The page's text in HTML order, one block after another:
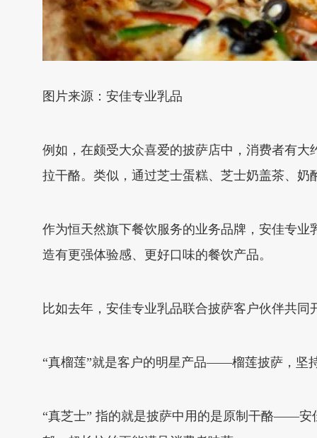
图片来源：安佳专业乳品
例如，在颇受大众喜爱的披萨店中，消费者有
拉干酪。类似，通过芝士蛋糕、芝士奶盖茶、
作为恒天然旗下餐饮服务的业务品牌，安佳专
造有更强体验感、更好口味的餐饮产品。
比如去年，安佳专业乳品联合披萨客户伙伴共
“真榴莲”就是客户的明星产品——榴莲披萨，坚
“真芝士” 指的就是披萨中用的是原制干酪——安